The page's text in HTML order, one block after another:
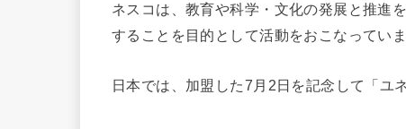
ネスコは、教育や科学・文化の発展と推進
することを目的として活動をおこなっていま
日本では、加盟した7月2日を記念して「ユ